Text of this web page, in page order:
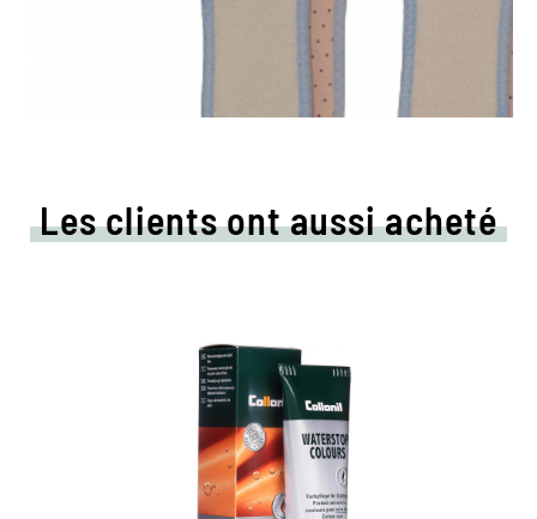
Les clients ont aussi acheté
Crème de couleur colorée
et d'imprégnation